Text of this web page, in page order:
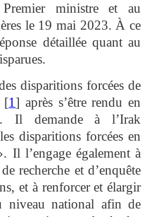
ministre et au
le 19 mai 2023. À ce
détaillée quant au
disparitions forcées de
[1] après s’être rendu en
Il demande à l’Irak
disparitions forcées en
Il l’engage également à
recherche et d’enquête
et à renforcer et élargir
niveau national afin de